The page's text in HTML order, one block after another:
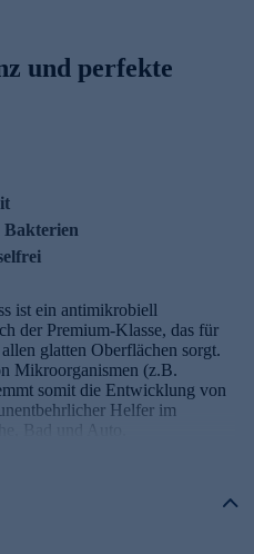
und perfekte
Bakterien
ist ein antimikrobiell
der Premium-Klasse, das für
glatten Oberflächen sorgt.
Mikroorganismen (z.B.
somit die Entwicklung von
Helfer im
Bad und Auto.
Saugfähigkeit mit besonderer